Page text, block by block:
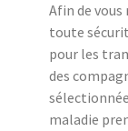
Afin de vous
toute
pour les
des
maladie